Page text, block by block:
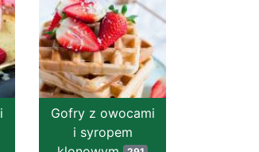
Gofry z owocami
i syropem